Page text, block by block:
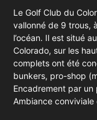
Le Golf Club du
vallonné de 9 trous,
l’océan. Il est situé
Colorado, sur les
complets ont été
bunkers, pro-shop
Encadrement par un
Ambiance